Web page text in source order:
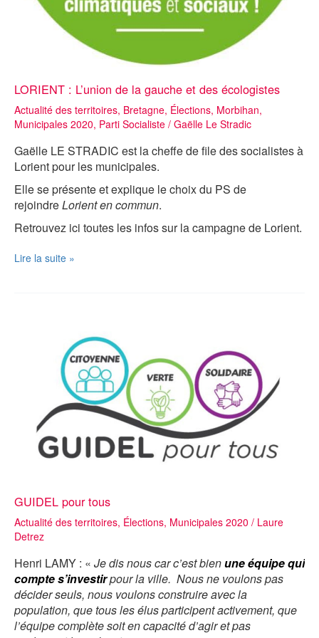
LORIENT : L’union de la gauche et des écologistes
Actualité des territoires, Bretagne, Élections, Morbihan,
Municipales 2020, Parti Socialiste / Gaëlle Le Stradic
Gaëlle LE STRADIC est la cheffe de file des socialistes à
Lorientpour les municipales.
Elle se présente et explique le choix du PS de
rejoindreLorient en commun.
Retrouvez ici toutes les infos sur la campagne de Lorient.
LORIENT
écologistes
Lire la suite »
GUIDEL pour tous
Actualité des territoires, Élections, Municipales 2020 / Laure
Detrez
Henri LAMY : « Je dis nous car c’est bienune équipe qui
compte s’investirpour la ville. Nous ne voulons pas
décider seuls, nous voulons construire avec la
population, que tous les élus participent activement, que
l’équipe complète soit en capacité d’agir et pas